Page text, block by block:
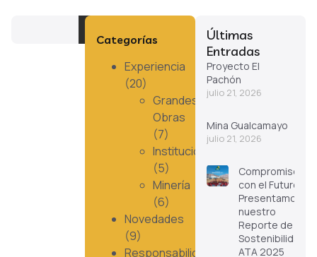
Categorías
Experiencia
(20)
Grandes
Obras
(7)
Instituciones
(5)
Minería
(6)
Novedades
(9)
Responsabilidad
Últimas
Entradas
Proyecto El
Pachón
julio 21, 2026
Mina Gualcamayo
julio 21, 2026
Compromiso
con el Futuro:
Presentamos
nuestro
Reporte de
Sostenibilidad
ATA 2025